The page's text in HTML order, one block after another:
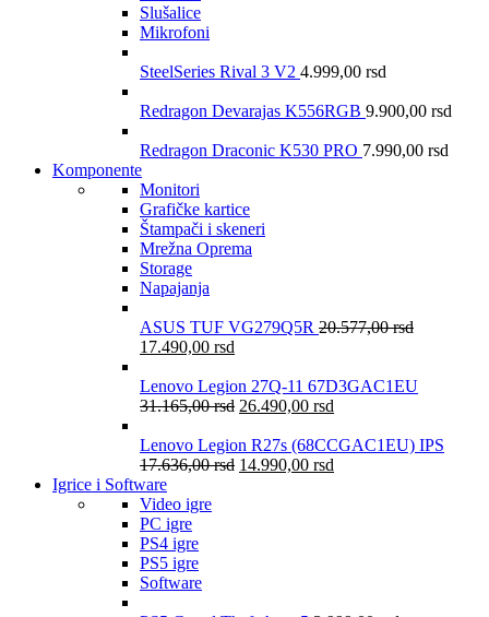
Slušalice
Mikrofoni
SteelSeries Rival 3 V2 4.999,00 rsd
Redragon Devarajas K556RGB 9.900,00 rsd
Redragon Draconic K530 PRO 7.990,00 rsd
Komponente
Monitori
Grafičke kartice
Štampači i skeneri
Mrežna Oprema
Storage
Napajanja
ASUS TUF VG279Q5R 20.577,00rsd
17.490,00 rsd
Lenovo Legion 27Q-11 67D3GAC1EU
31.165,00rsd 26.490,00 rsd
Lenovo Legion R27s (68CCGAC1EU) IPS
17.636,00rsd 14.990,00 rsd
Igrice i Software
Video igre
PC igre
PS4 igre
PS5 igre
Software